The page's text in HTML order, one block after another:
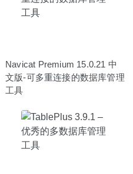
Navicat Premium 15.0.21 中
文版-可多重连接的数据库管理
工具